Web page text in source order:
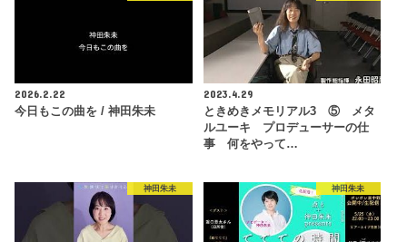
2026.2.22
今日もこの曲を / 神田朱未
2023.4.29
ときめきメモリアル3 ⑤ メタ
ルユーキ プロデューサーの仕
事 何をやって…
神田朱未 神田朱未